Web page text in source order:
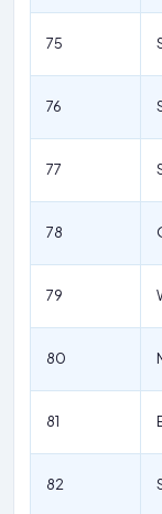
75
76
77
78
79
80
81
82